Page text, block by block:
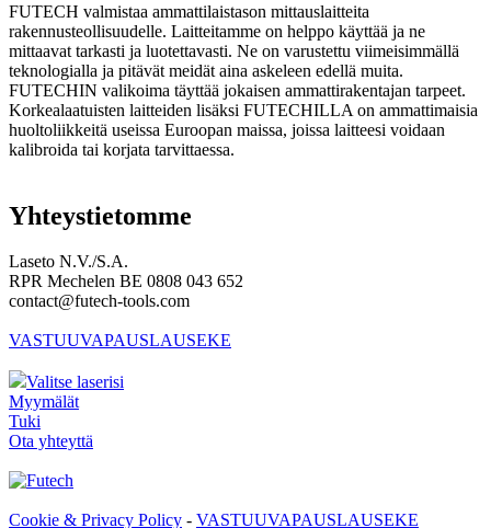
FUTECH valmistaa ammattilaistason mittauslaitteita
rakennusteollisuudelle. Laitteitamme on helppo käyttää ja ne
mittaavat tarkasti ja luotettavasti. Ne on varustettu viimeisimmällä
teknologialla ja pitävät meidät aina askeleen edellä muita.
FUTECHIN valikoima täyttää jokaisen ammattirakentajan tarpeet.
Korkealaatuisten laitteiden lisäksi FUTECHILLA on ammattimaisia
huoltoliikkeitä useissa Euroopan maissa, joissa laitteesi voidaan
kalibroida tai korjata tarvittaessa.
Yhteystietomme
Laseto N.V./S.A.
RPR Mechelen BE 0808 043 652
contact@futech-tools.com
VASTUUVAPAUSLAUSEKE
Valitse laserisi
Myymälät
Tuki
Ota yhteyttä
Cookie & Privacy Policy - VASTUUVAPAUSLAUSEKE